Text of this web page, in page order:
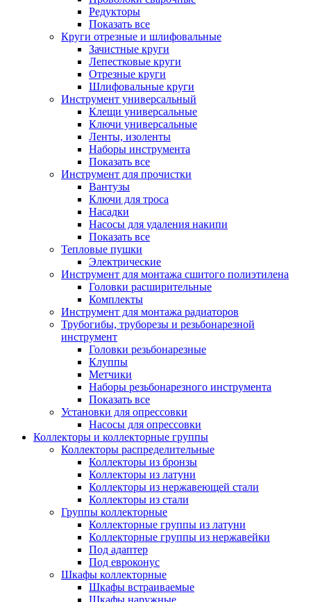
Редукторы
Показать все
Круги отрезные и шлифовальные
Зачистные круги
Лепестковые круги
Отрезные круги
Шлифовальные круги
Инструмент универсальный
Клещи универсальные
Ключи универсальные
Ленты, изоленты
Наборы инструмента
Показать все
Инструмент для прочистки
Вантузы
Ключи для троса
Насадки
Насосы для удаления накипи
Показать все
Тепловые пушки
Электрические
Инструмент для монтажа сшитого полиэтилена
Головки расширительные
Комплекты
Инструмент для монтажа радиаторов
Трубогибы, труборезы и резьбонарезной
инструмент
Головки резьбонарезные
Клуппы
Метчики
Наборы резьбонарезного инструмента
Показать все
Установки для опрессовки
Насосы для опрессовки
Коллекторы и коллекторные группы
Коллекторы распределительные
Коллекторы из бронзы
Коллекторы из латуни
Коллекторы из нержавеющей стали
Коллекторы из стали
Группы коллекторные
Коллекторные группы из латуни
Коллекторные группы из нержавейки
Под адаптер
Под евроконус
Шкафы коллекторные
Шкафы встраиваемые
Шкафы наружные